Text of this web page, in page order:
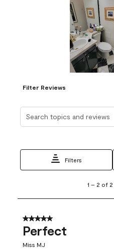
Filter Reviews
Filters
2
Reviews
1 – 2 of 2
5 out of 5 stars.
Perfect
Miss MJ